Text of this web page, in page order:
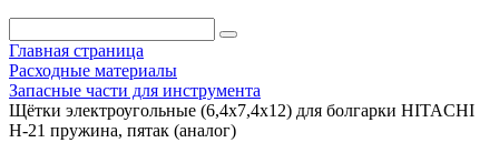
Главная страница
Расходные материалы
Запасные части для инструмента
Щётки электроугольные (6,4x7,4x12) для болгарки HITACHI
Н-21 пружина, пятак (аналог)